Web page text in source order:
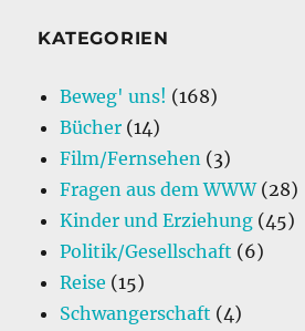
KATEGORIEN
Beweg' uns! (168)
Bücher (14)
Film/Fernsehen (3)
Fragen aus dem WWW(28)
Kinder und Erziehung (45)
Politik/Gesellschaft (6)
Reise (15)
Schwangerschaft (4)